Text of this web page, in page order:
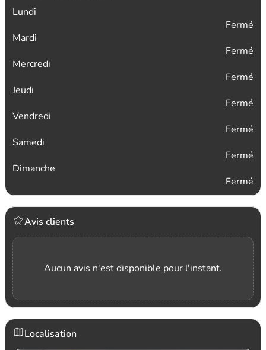
Lundi
Fermé
Mardi
Fermé
Mercredi
Fermé
Jeudi
Fermé
Vendredi
Fermé
Samedi
Fermé
Dimanche
Fermé
Avis clients
Aucun avis n'est disponible pour l'instant.
Localisation